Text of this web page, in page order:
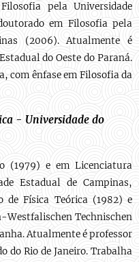
pela Universidade
em Filosofia pela
(2006). Atualmente é
do Oeste do Paraná.
com ênfase em Filosofia da
- Universidade do
(1979) e em Licenciatura
Estadual de Campinas,
Física Teórica (1982) e
Westfalischen Technischen
Atualmente é professor
do Rio de Janeiro. Trabalha